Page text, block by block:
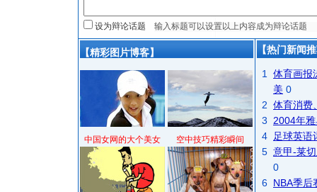
设为辩论话题
【精彩图片博客】
中国女网的大个美女 空中技巧精彩瞬间
【热门新闻
1
体育画报
美 0
2 体育消费
3
2004年
4
足球英语
5 意甲-莱
0
6 NBA季后